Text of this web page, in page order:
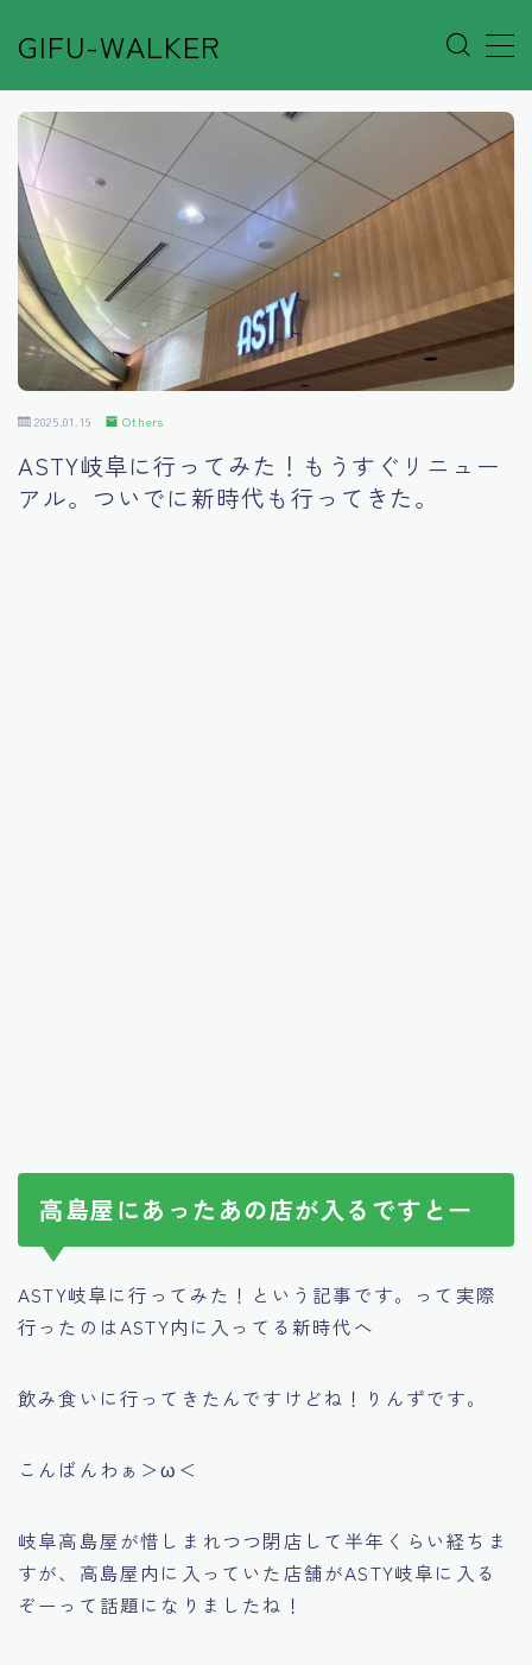
GIFU-WALKER
MENU
Author’s Voice
Café&Rest.
Event
Go out
Others
Shop
2025.01.19 Others
ASTY岐阜に行ってみた！もうすぐリニュー
アル。ついでに新時代も行ってきた。
高島屋にあったあの店が入るですとー
ASTY岐阜に行ってみた！という記事です。って実際
行ったのはASTY内に入ってる新時代へ
飲み食いに行ってきたんですけどね！りんずです。
こんばんわぁ＞ω＜
岐阜高島屋が惜しまれつつ閉店して半年くらい経ちま
すが、高島屋内に入っていた店舗がASTY岐阜に入る
ぞーって話題になりましたね！